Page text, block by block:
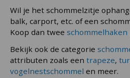
Wil je het schommelzitje
balk, carport, etc. of een
Koop dan twee schommelhaken
Bekijk ook de categorie
attributen zoals een trapeze,
vogelnestschommel en meer.